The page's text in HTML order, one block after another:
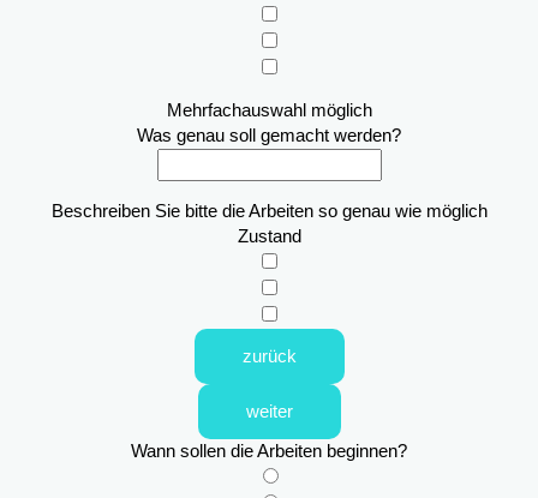
Mehrfachauswahl möglich
Was genau soll gemacht werden?
Beschreiben Sie bitte die Arbeiten so genau wie möglich
Zustand
zurück
weiter
Wann sollen die Arbeiten beginnen?